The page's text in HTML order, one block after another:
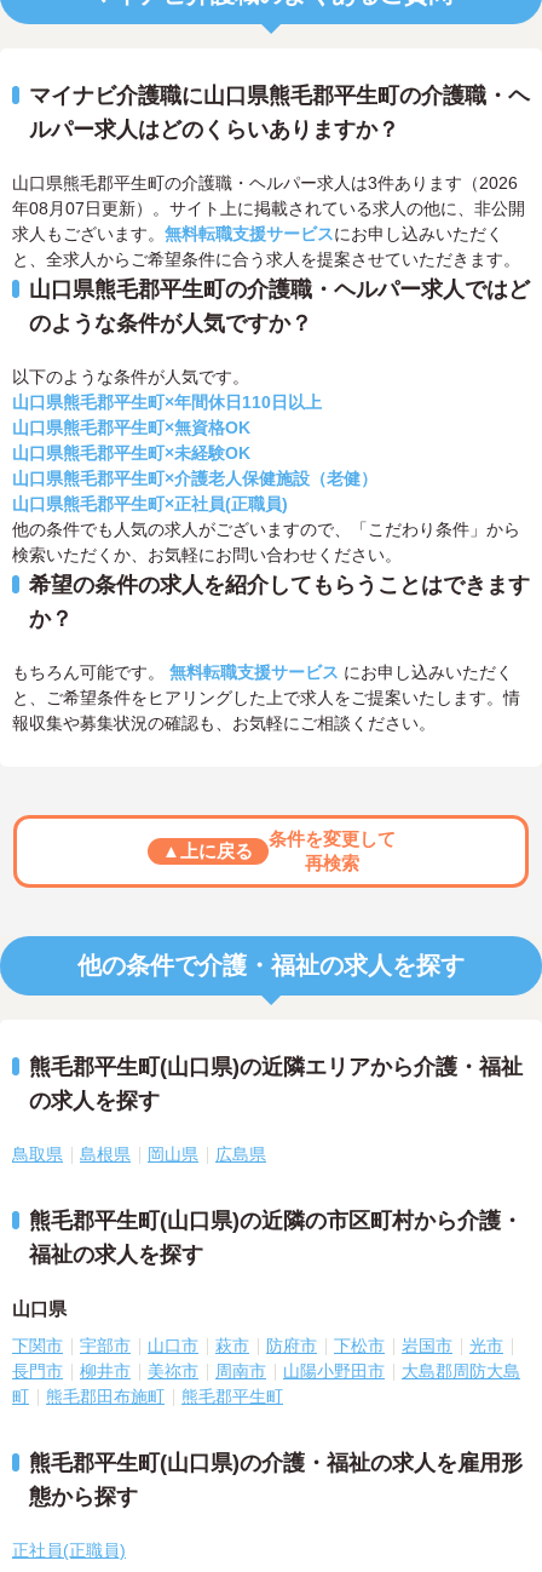
マイナビ介護職に山口県熊毛郡平生町の介護職・ヘ
ルパー求人はどのくらいありますか？
山口県熊毛郡平生町の介護職・ヘルパー求人は3件あります（2026
年08月07日更新）。サイト上に掲載されている求人の他に、非公開
求人もございます。 無料転職支援サービスにお申し込みいただく
と、全求人からご希望条件に合う求人を提案させていただきます。
山口県熊毛郡平生町の介護職・ヘルパー求人ではど
のような条件が人気ですか？
以下のような条件が人気です。
山口県熊毛郡平生町×年間休日110日以上
山口県熊毛郡平生町×無資格OK
山口県熊毛郡平生町×未経験OK
山口県熊毛郡平生町×介護老人保健施設（老健）
山口県熊毛郡平生町×正社員(正職員)
他の条件でも人気の求人がございますので、「こだわり条件」から
検索いただくか、お気軽にお問い合わせください。
希望の条件の求人を紹介してもらうことはできます
か？
もちろん可能です。 無料転職支援サービス にお申し込みいただく
と、ご希望条件をヒアリングした上で求人をご提案いたします。情
報収集や募集状況の確認も、お気軽にご相談ください。
▲上に戻る
条件を変更して
再検索
他の条件で介護・福祉の求人を探す
熊毛郡平生町(山口県)の近隣エリアから介護・福祉
の求人を探す
鳥取県 島根県 岡山県 広島県
熊毛郡平生町(山口県)の近隣の市区町村から介護・
福祉の求人を探す
山口県
下関市 宇部市 山口市 萩市 防府市 下松市 岩国市
光市
長門市
柳井市 美祢市 周南市 山陽小野田市
大島郡周防大島
町
熊毛郡田布施町 熊毛郡平生町
熊毛郡平生町(山口県)の介護・福祉の求人を雇用形
態から探す
正社員(正職員)